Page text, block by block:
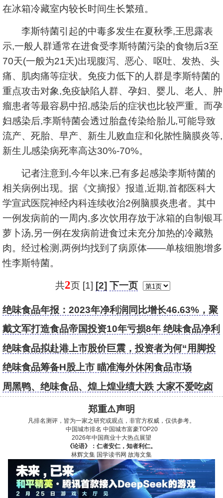
在冰箱冷藏室内较长时间生长繁殖。
李斯特菌引起的中毒多发生在夏秋季,王思露表
示,一般人群通常在进食受李斯特菌污染的食物后3至
70天(一般为21天)出现腹泻、恶心、呕吐、发热、头
痛、肌肉痛等症状。免疫力低下的人群是李斯特菌的
重点攻击对象,免疫缺陷人群、孕妇、婴儿、老人、肿
瘤患者等最容易中招,感染后的症状也比较严重。而孕
妇感染后,李斯特菌会透过胎盘传染给胎儿,可能导致
流产、死胎、早产、新生儿败血症和化脓性脑膜炎等,
新生儿感染病死率高达30%-70%。
记者注意到,今年以来,已有多起感染李斯特菌的
相关病例出现。据《文摘报》报道,近期,首都医科大
学宣武医院神经内科连续收治2例脑膜炎患者。其中
一例发病前的一周内,多次饮用存放于冰箱的自制银耳
萝卜汤,另一例在发病前进食过未充分加热的冷藏熟
肉。经过检测,两例均找到了病原体——单核细胞增多
性李斯特菌。
共2页 [1] [2] 下一页
绝味食品年报：2023年净利润同比增长46.63%，聚
焦主业降本提效促增长
戴文军打造食品帝国投资10年亏损8年 绝味食品净利
急降70%欲赴港圈钱扩张
绝味食品拟赴港上市股价巨震，投资者为何“用脚投
票”？
绝味食品筹备H股上市 瞄准海外休闲食品市场
周黑鸭、绝味食品、煌上煌业绩大跌 大家不爱吃卤
郑重⚠️声明
凡排名测评，皆为一家之研究或观点，非官方权威，仅供参考。
中国城市排名 中国城市富豪TOP20
2026年中国商业十大热点展望
《论语》：仁者安仁，知者利仁。
林辉文集 国学读书网 故海文集